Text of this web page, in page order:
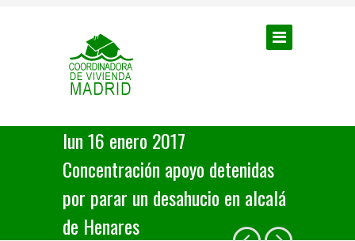
lun 16 enero 2017
Concentración apoyo detenidas
por parar un desahucio en alcalá
de Henares